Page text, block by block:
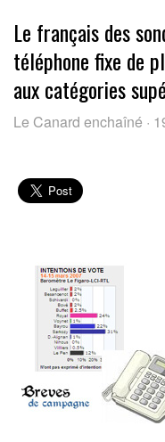
Le français des
téléphone fixe de
aux catégories
Le Canard enchaîné ·